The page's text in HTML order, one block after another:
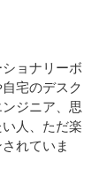
ョナリーボ
宅のデスク
ジニア、思
人、ただ楽
れていま